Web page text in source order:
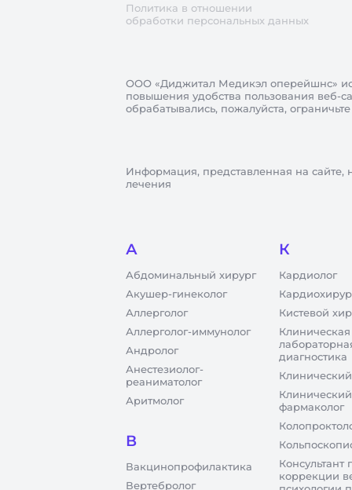
Политика в отношении
обработки персональных данных
ООО «Диджитал Медикэл оперейшнс»
повышения удобства пользования веб-
обрабатывались, пожалуйста,
Информация, представленная на сайте,
лечения
А
Абдоминальный хирург
Акушер-гинеколог
Аллерголог
Аллерголог-иммунолог
Андролог
Анестезиолог-
реаниматолог
Аритмолог
В
Вакцинопрофилактика
Вертебролог
К
Кардиолог
Кистевой
Клиническая
диагностика
Клинический
фармаколог
Консультант
коррекции